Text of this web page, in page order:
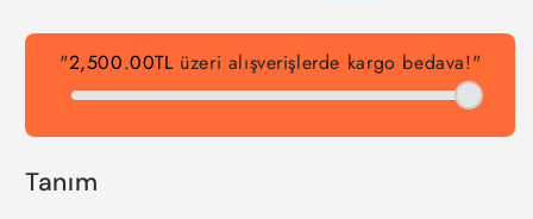
"2,500.00TL üzeri alışverişlerde kargo bedava!"
Tanım